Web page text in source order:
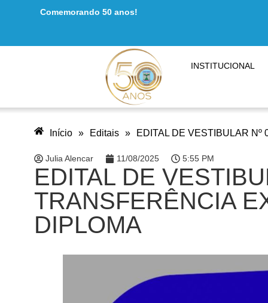
Comemorando 50 anos!
INSTITUCIONAL
Início » Editais » EDITAL DE VESTIBULAR
Julia Alencar 11/08/2025 5:55 PM
EDITAL DE
TRANSFERÊNCIA
DIPLOMA